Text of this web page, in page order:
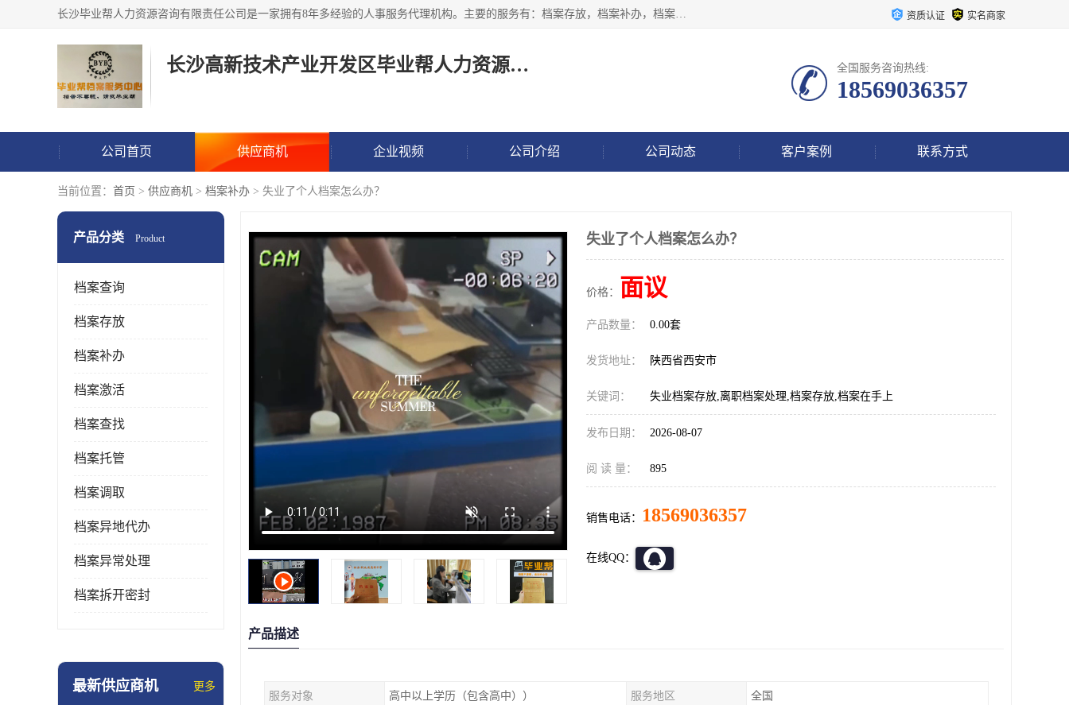
长沙毕业帮人力资源咨询有限责任公司是一家拥有8年多经验的人事服务代理机构。主要的服务有：档案存放，档案补办，档案激活，档案查询，档案查找，档案托管，档案调取，档案异地代办，档案异常处理 等；提供毕业档案处理、人事档案服务、商务代理代办、个人档案等服务，同时办事过程全程与客户沟通，确保真实、安全、可靠！ 资质认证 实名商家
长沙高新技术产业开发区毕业帮人力资源咨询有限责任公司 全国服务咨询热线:
18569036357
公司首页 供应商机 企业视频 公司介绍 公司动态 客户案例 联系方式
当前位置： 首页 > 供应商机 > 档案补办 > 失业了个人档案怎么办？
产品分类 Product
档案查询
档案存放
档案补办
档案激活
档案查找
档案托管
档案调取
档案异地代办
档案异常处理
档案拆开密封
最新供应商机 更多
失业了个人档案怎么办？
价格： 面议
产品数量： 0.00套
发货地址： 陕西省西安市
关键词： 失业档案存放,离职档案处理,档案存放,档案在手上
发布日期： 2026-08-07
阅 读 量： 895
销售电话： 18569036357
在线QQ：
产品描述
服务对象 高中以上学历（包含高中）） 服务地区 全国